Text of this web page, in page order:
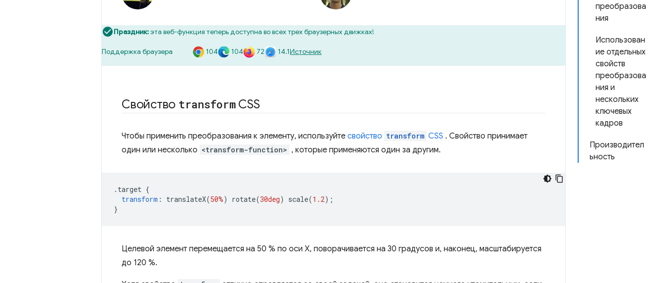
преобразова
ния
Использован
ие отдельных
свойств
преобразова
ния и
нескольких
ключевых
кадров
Производител
ьность
Праздник:эта веб-функция теперь доступна во всех трех браузерных движках!
Поддержка браузера 104 104 72 14.1Источник
Свойство transformCSS
Чтобы применить преобразования к элементу, используйте свойство transform CSS . Свойство принимает
один или несколько <transform-function> , которые применяются один за другим.
. target {
transform : translateX(50%) rotate(30deg) scale(1.2);
}
Целевой элемент перемещается на 50 % по оси X, поворачивается на 30 градусов и, наконец, масштабируется
до 120 %.